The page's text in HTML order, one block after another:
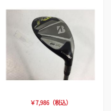
￥7,986（税込）